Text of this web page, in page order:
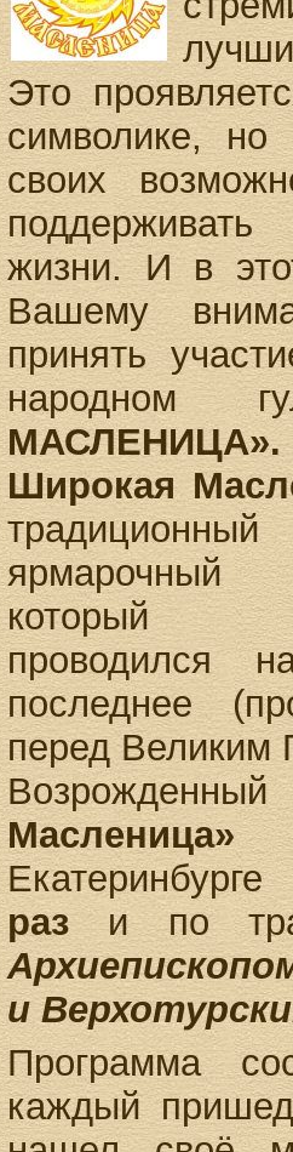
Это
символике,
своих
жизни. И в
Вашему
принять
народном
МАСЛЕНИЦА».
Широкая
ярмарочный
который
проводился
последнее
перед Великим
Масленица»
раз и по
и
Программа
каждый